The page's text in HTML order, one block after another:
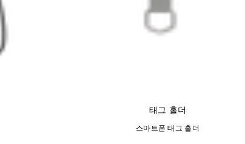
태그 홀더
스마트폰 태그 홀더